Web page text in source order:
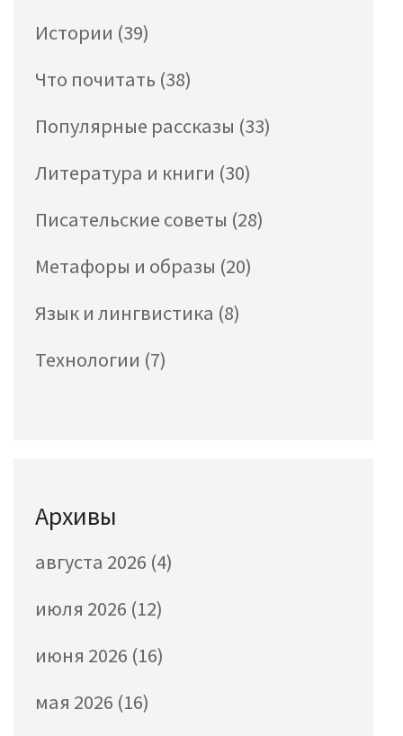
Истории (39)
Что почитать (38)
Популярные рассказы (33)
Литература и книги (30)
Писательские советы (28)
Метафоры и образы (20)
Язык и лингвистика (8)
Технологии (7)
Архивы
августа 2026 (4)
июля 2026 (12)
июня 2026 (16)
мая 2026 (16)